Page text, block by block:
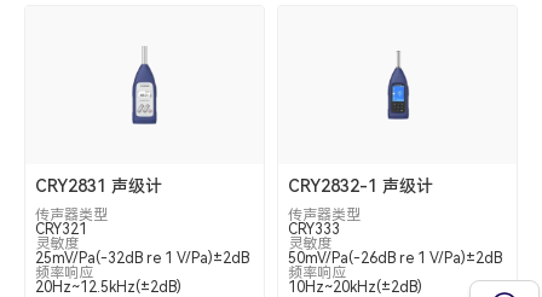
CRY2831 声级计
传声器类型
CRY321
灵敏度
25mV/Pa(-32dB re 1 V/Pa)±2dB
频率响应
20Hz~12.5kHz(±2dB)
CRY2832-1 声级计
传声器类型
CRY333
灵敏度
50mV/Pa(-26dB re 1 V/Pa)±2dB
频率响应
10Hz~20kHz(±2dB)